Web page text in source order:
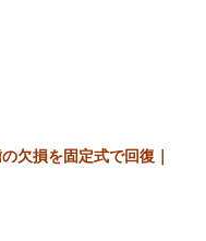
欠損を固定式で回復｜